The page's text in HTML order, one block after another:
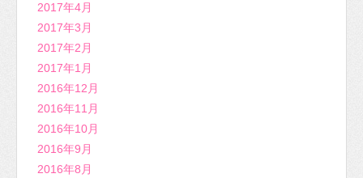
2017年4月
2017年3月
2017年2月
2017年1月
2016年12月
2016年11月
2016年10月
2016年9月
2016年8月